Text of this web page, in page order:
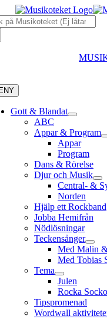
Fortsätt
till
innehållet
Gott & Blandat
ABC
Appar & Program
Appar
Program
Dans & Rörelse
Djur och Musik
Central- &
Norden
Hjälp ett Rockband
Jobba Hemifrån
Nödlösningar
Teckensånger
Med Malin
Med Tobias
Tema
Julen
Rocka
Tipspromenad
Wordwall